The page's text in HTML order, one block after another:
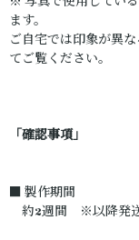
ます。
ご自宅では印象が異
てご覧ください。
「確認事項」
■ 製作期間
約2週間 ※以降発